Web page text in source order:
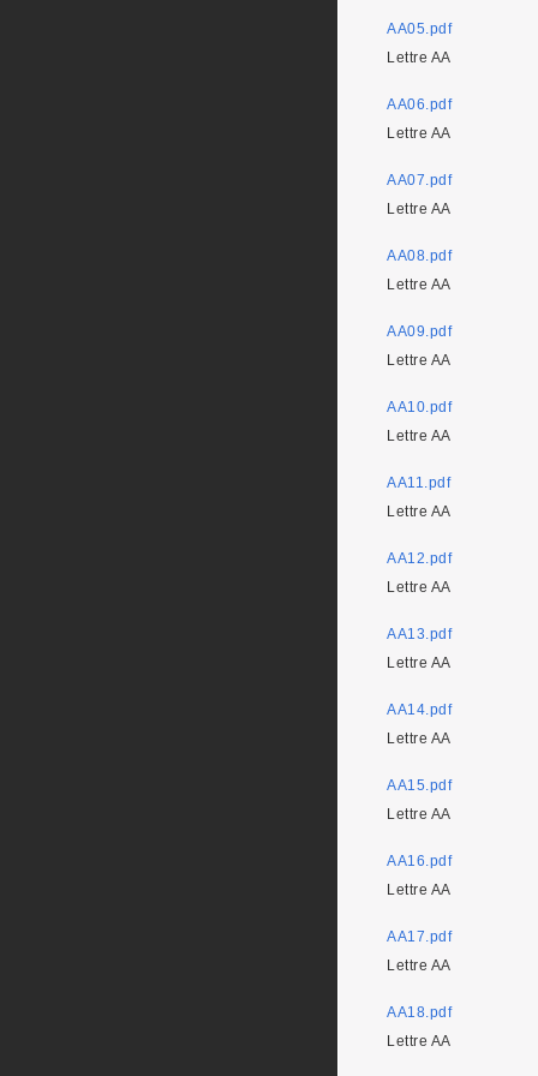
AA05.pdf
Lettre AA
AA06.pdf
Lettre AA
AA07.pdf
Lettre AA
AA08.pdf
Lettre AA
AA09.pdf
Lettre AA
AA10.pdf
Lettre AA
AA11.pdf
Lettre AA
AA12.pdf
Lettre AA
AA13.pdf
Lettre AA
AA14.pdf
Lettre AA
AA15.pdf
Lettre AA
AA16.pdf
Lettre AA
AA17.pdf
Lettre AA
AA18.pdf
Lettre AA